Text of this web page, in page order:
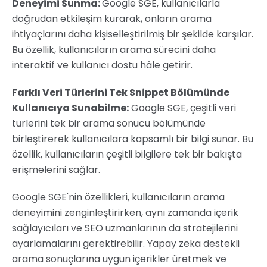
Deneyimi Sunma:Google SGE, kullanıcılarla
doğrudan etkileşim kurarak, onların arama
ihtiyaçlarını daha kişiselleştirilmiş bir şekilde karşılar.
Bu özellik, kullanıcıların arama sürecini daha
interaktif ve kullanıcı dostu hâle getirir.
Farklı Veri Türlerini Tek Snippet Bölümünde
Kullanıcıya Sunabilme:Google SGE, çeşitli veri
türlerini tek bir arama sonucu bölümünde
birleştirerek kullanıcılara kapsamlı bir bilgi sunar. Bu
özellik, kullanıcıların çeşitli bilgilere tek bir bakışta
erişmelerini sağlar.
Google SGE'nin özellikleri, kullanıcıların arama
deneyimini zenginleştirirken, aynı zamanda içerik
sağlayıcıları ve SEO uzmanlarının da stratejilerini
ayarlamalarını gerektirebilir. Yapay zeka destekli
arama sonuçlarına uygun içerikler üretmek ve